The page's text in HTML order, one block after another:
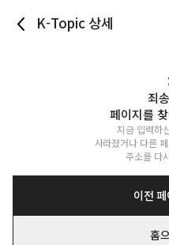
K-Topic 상세
죄
페이지를
지금 입력하
사라졌거나 다른
주소를 다
이전
홈